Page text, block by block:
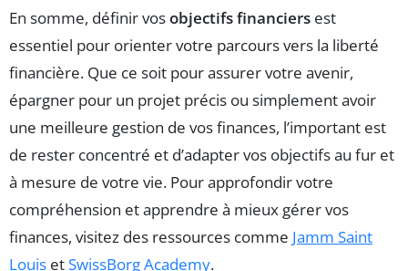
En somme, définir vosobjectifs financiers est
essentiel pour orienter votre parcours vers la liberté
financière. Que ce soit pour assurer votre avenir,
épargner pour un projet précis ou simplement avoir
une meilleure gestion de vos finances, l’important est
de rester concentré et d’adapter vos objectifs au fur et
à mesure de votre vie. Pour approfondir votre
compréhension et apprendre à mieux gérer vos
finances, visitez des ressources comme Jamm Saint
Louis etSwissBorg Academy.